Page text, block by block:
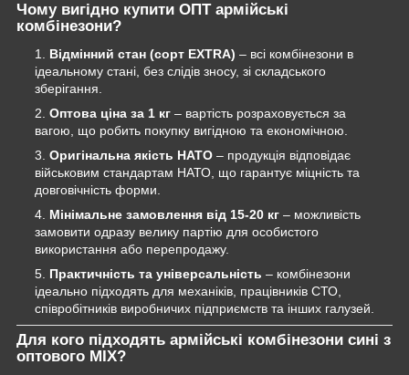
Чому вигідно купити ОПТ армійські
комбінезони?
Відмінний стан (сорт EXTRA) – всі комбінезони в
ідеальному стані, без слідів зносу, зі складського
зберігання.
Оптова ціна за 1 кг – вартість розраховується за
вагою, що робить покупку вигідною та економічною.
Оригінальна якість НАТО – продукція відповідає
військовим стандартам НАТО, що гарантує міцність та
довговічність форми.
Мінімальне замовлення від 15-20 кг – можливість
замовити одразу велику партію для особистого
використання або перепродажу.
Практичність та універсальність – комбінезони
ідеально підходять для механіків, працівників СТО,
співробітників виробничих підприємств та інших галузей.
Для кого підходять армійські комбінезони сині з
оптового MIX?